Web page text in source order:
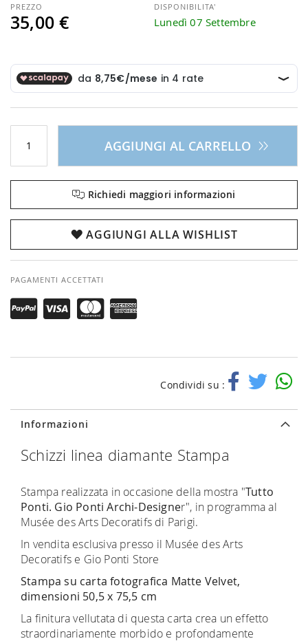
35,00 €
DISPONIBILITA'
Lunedì 07 Settembre
AGGIUNGI AL CARRELLO
Richiedi maggiori informazioni
AGGIUNGI ALLA WISHLIST
PAGAMENTI ACCETTATI
Condividi su :
Informazioni
Schizzi linea diamante Stampa
Stampa realizzata in occasione della mostra "Tutto
Ponti. Gio Ponti Archi-Designer", in programma al
Musée des Arts Decoratifs di Parigi.
In vendita esclusiva presso il Musée des Arts
Decoratifs e Gio Ponti Store
Stampa su carta fotografica Matte Velvet,
dimensioni 50,5 x 75,5 cm
La finitura vellutata di questa carta crea un effetto
straordinariamente morbido e profondamente